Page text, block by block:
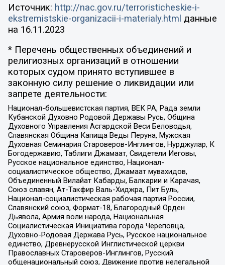
Источник: http://nac.gov.ru/terroristicheskie-i-
ekstremistskie-organizacii-i-materialy.html данные
на 16.11.2023
* Перечень общественных объединений и
религиозных организаций в отношении
которых судом принято вступившее в
законную силу решение о ликвидации или
запрете деятельности:
Национал-большевистская партия, ВЕК РА, Рада земли
Кубанской Духовно Родовой Державы Русь, Община
Духовного Управления Асгардской Веси Беловодья,
Славянская Община Капища Веды Перуна, Мужская
Духовная Семинария Староверов-Инглингов, Нурджулар, К
Богодержавию, Таблиги Джамаат, Свидетели Иеговы,
Русское национальное единство, Национал-
социалистическое общество, Джамаат мувахидов,
Объединенный Вилайат Кабарды, Балкарии и Карачая,
Союз славян, Ат-Такфир Валь-Хиджра, Пит Буль,
Национал-социалистическая рабочая партия России,
Славянский союз, Формат-18, Благородный Орден
Дьявола, Армия воли народа, Национальная
Социалистическая Инициатива города Череповца,
Духовно-Родовая Держава Русь, Русское национальное
единство, Древнерусской Инглистической церкви
Православных Староверов-Инглингов, Русский
общенациональный союз, Движение против нелегальной